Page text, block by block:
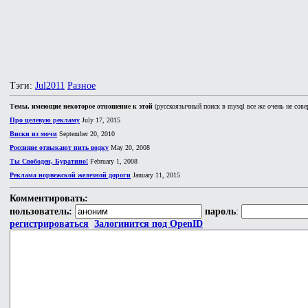
Тэги: Jul2011 Разное
Темы, имеющие некоторое отношение к этой (русскоязычный поиск в mysql все же очень не
Про целевую рекламу July 17, 2015
Виски из мочи September 20, 2010
Россияне отвыкают пить водку May 20, 2008
Ты Свободен, Буратино! February 1, 2008
Реклама норвежской железной дороги January 11, 2015
Комментировать:
пользователь:
пароль:
регистрироваться Залогинится под OpenID